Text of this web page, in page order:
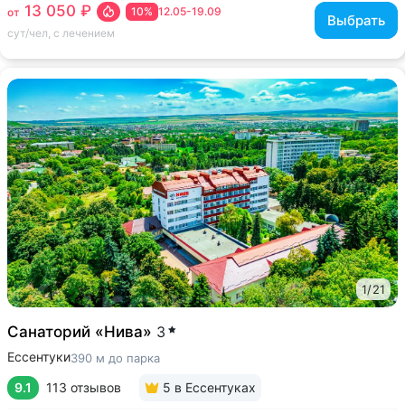
12.05-19.09
10%
от 13 050 ₽
сут/чел, с лечением
Выбрать
1/21
Санаторий «Нива» 3
Ессентуки390 м до парка
9.1 113 отзывов 5 в Ессентуках